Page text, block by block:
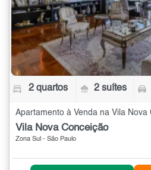
2 quartos 2 suítes
Vila Nova Conceição
Zona Sul - São Paulo